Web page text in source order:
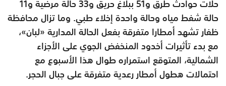
حالة شفط مياه وحالة واحدة إخلاء طبي. وما تزال محافظة
ظفار تشهد أمطارا متفرقة بفعل الحالة المدارية «لبان»،
مع بدء تأثيرات أخدود المنخفض الجوي على الأجزاء
الشمالية، المتوقع استمراره طوال هذا الأسبوع مع
احتمالات هطول أمطار رعدية متفرقة على جبال الحجر.